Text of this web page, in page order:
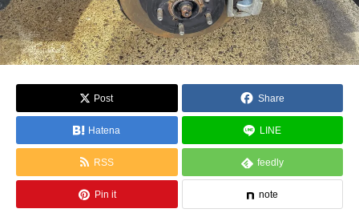
Post Share
Hatena LINE
RSS feedly
Pin it note